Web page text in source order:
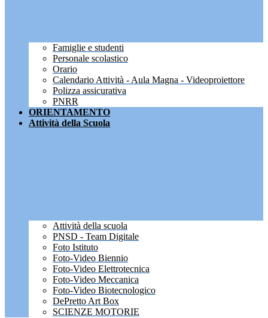
Famiglie e studenti
Personale scolastico
Orario
Calendario Attività - Aula Magna - Videoproiettore
Polizza assicurativa
PNRR
ORIENTAMENTO
Attività della Scuola
Attività della scuola
PNSD - Team Digitale
Foto Istituto
Foto-Video Biennio
Foto-Video Elettrotecnica
Foto-Video Meccanica
Foto-Video Biotecnologico
DePretto Art Box
SCIENZE MOTORIE